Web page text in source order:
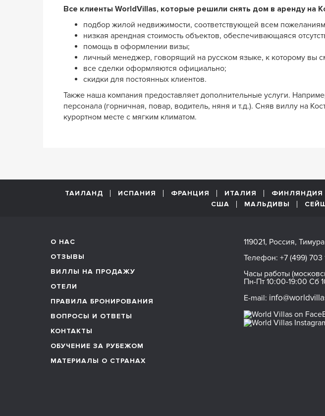
Все клиенты WorldVillas, которые решили снять дом в аренду на
подбор жилой недвижимости, соответствующей всем
низкая арендная стоимость объектов, обеспечивающаяся
помощь в оформлении визы;
личный менеджер, говорящий на русском языке, к которому вы
все сделки оформляются официально;
скидки для постоянных клиентов.
Также наша компания предоставляет дополнительные услуги.
персонала (горничная, повар, водитель, няня и т.д.). Сняв виллу на
курортном месте с мягким климатом.
ТАИЛАНД ИСПАНИЯ ФРАНЦИЯ ИТАЛИЯ ФИНЛЯНДИЯ
США
МАЛЬДИВЫ
О НАС
ОТЗЫВЫ
ВИЛЛЫ НА ПРОДАЖУ
ОТЕЛИ
ПРАВИЛА БРОНИРОВАНИЯ
ВОПРОСЫ И ОТВЕТЫ
КОНТАКТЫ
ОБУЧЕНИЕ ЗА РУБЕЖОМ
МАТЕРИАЛЫ О СТРАНАХ
119021, Россия,
Телефон: +7 (499) 703
Часы работы
Пн-Пт 10:00-19:00 Сб
E-mail: